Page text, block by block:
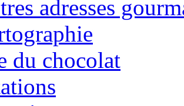
adresses
du chocolat